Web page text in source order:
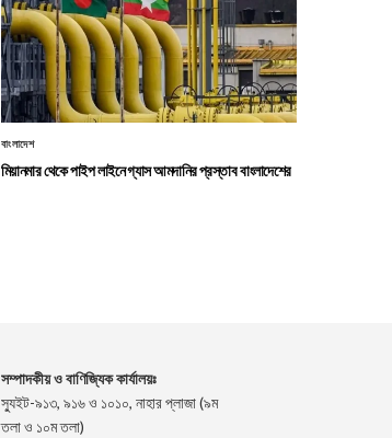
বাংলাদেশ
মিয়ানমার থেকে পাইপ লাইনে গ্যাস আমদানির প্রস্তাব বাংলাদেশের
সম্পাদকীয় ও বাণিজ্যিক কার্যালয়ঃ
স্যুইট-৯১৩, ৯১৬ ও ১০১০, নাহার প্লাজা (৯ম
তলা ও ১০ম তলা)